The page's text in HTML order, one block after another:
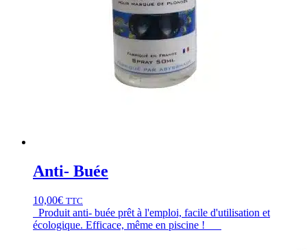
Anti- Buée
10,00€ TTC
Produit anti- buée prêt à l'emploi, facile d'utilisation et
écologique. Efficace, même en piscine !